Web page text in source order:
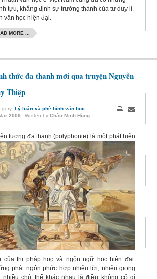
tựu, khẳng định sự trưởng thành của tư duy lí
văn học hiện đại.
MORE ...
thức đa thanh mới qua truyện Nguyễn
Thiệp
Lý luận và phê bình văn học
2009 Written by Châu Minh Hùng
tượng đa thanh (polyphonie) là một phát hiện
của thi pháp học và ngôn ngữ học hiện đại.
phát ngôn phức hợp nhiều lời, nhiều giọng
nhiều chủ thể khác nhau là điều không có gì